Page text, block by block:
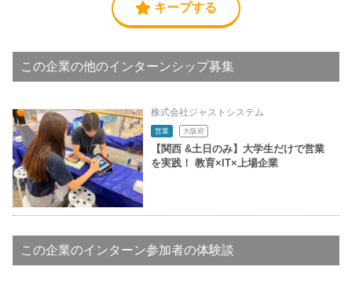
キープする
この企業の他のインターンシップ募集
株式会社ジャストシステム
営業 大阪府
【関西 &土日のみ】大学生だけで営業
を実践！ 教育×IT×上場企業
この企業のインターン参加者の体験談